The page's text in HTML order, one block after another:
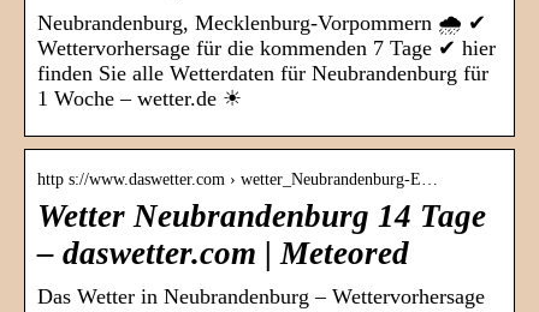
Neubrandenburg, Mecklenburg-Vorpommern 🌧️ ✔
Wettervorhersage für die kommenden 7 Tage ✔ hier
finden Sie alle Wetterdaten für Neubrandenburg für
1 Woche – wetter.de ☀
http s://www.daswetter.com › wetter_Neubrandenburg-E…
Wetter Neubrandenburg 14 Tage
– daswetter.com | Meteored
Das Wetter in Neubrandenburg – Wettervorhersage